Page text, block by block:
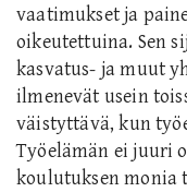
vaatimukset ja
oikeutettuina. Sen
kasvatus- ja muut
ilmenevät usein
väistyttävä, kun
Työelämän ei juuri
koulutuksen